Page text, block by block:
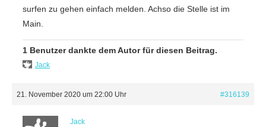
surfen zu gehen einfach melden. Achso die Stelle ist im
Main.
1 Benutzer dankte dem Autor für diesen Beitrag.
Jack
21. November 2020 um 22:00 Uhr #316139
Jack